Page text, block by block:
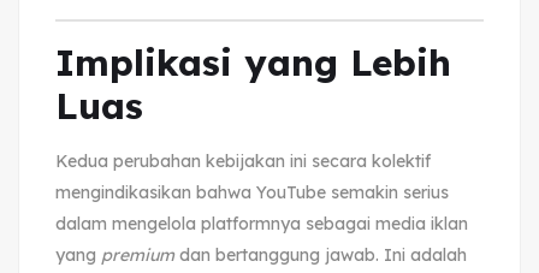
Implikasi yang Lebih
Luas
Kedua perubahan kebijakan ini secara kolektif
mengindikasikan bahwa YouTube semakin serius
dalam mengelola platformnya sebagai media iklan
yang premiumdan bertanggung jawab. Ini adalah